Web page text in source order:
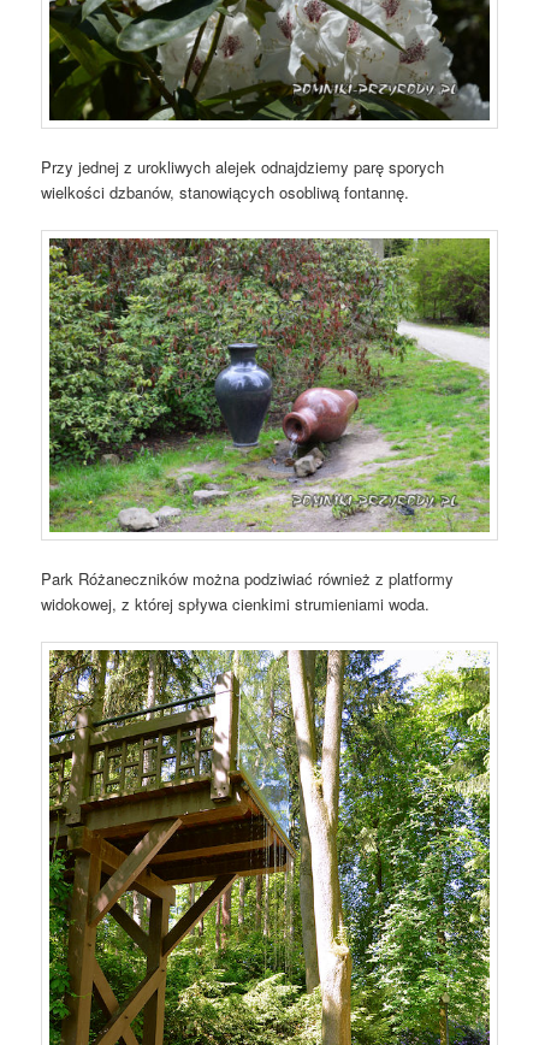
Przy jednej z urokliwych alejek odnajdziemy parę sporych
wielkości dzbanów, stanowiących osobliwą fontannę.
Park Różaneczników można podziwiać również z platformy
widokowej, z której spływa cienkimi strumieniami woda.